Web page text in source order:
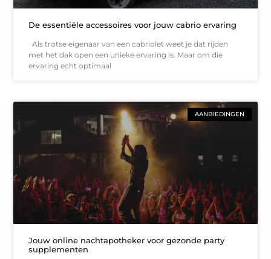
De essentiële accessoires voor jouw cabrio ervaring
Als trotse eigenaar van een cabriolet weet je dat rijden
met het dak open een unieke ervaring is. Maar om die
ervaring echt optimaal
AANBIEDINGEN
Jouw online nachtapotheker voor gezonde party
supplementen